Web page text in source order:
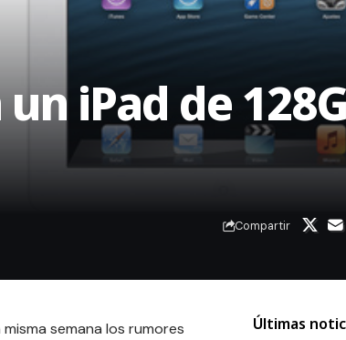
iPad de
Compartir
semana los rumores
Últimas